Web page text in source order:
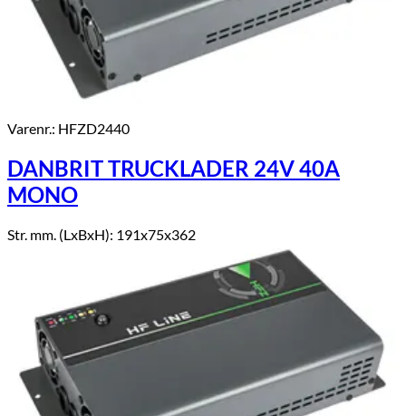
Varenr.: HFZD2440
DANBRIT TRUCKLADER 24V 40A
MONO
Str. mm. (LxBxH): 191x75x362